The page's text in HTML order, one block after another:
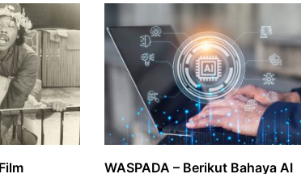
WASPADA – Berikut Bahaya AI